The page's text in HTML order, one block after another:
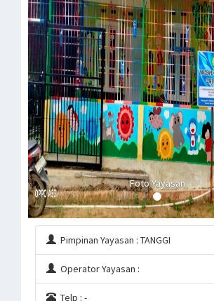
Foto Yayasan
Pimpinan Yayasan : TANGGI
Operator Yayasan :
Telp : -